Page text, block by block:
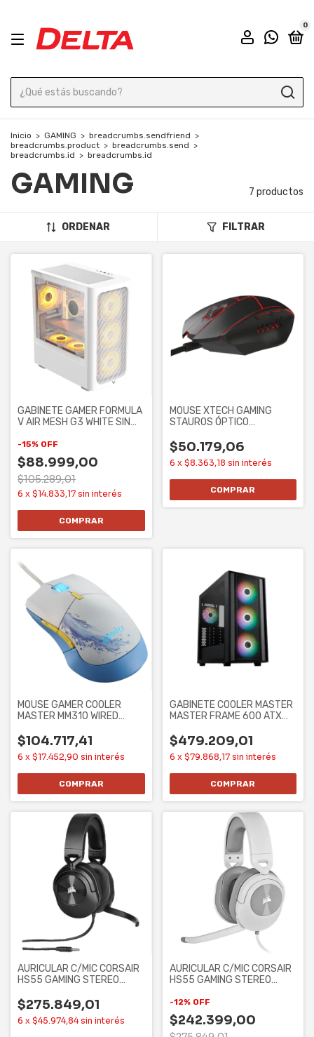
0
Inicio > GAMING > breadcrumbs.sendfriend >
breadcrumbs.product > breadcrumbs.send >
breadcrumbs.id > breadcrumbs.id
GAMING 7 productos
ORDENAR FILTRAR
GABINETE GAMER FORMULA
V AIR MESH G3 WHITE SIN
-15% OFF
$88.999,00
$105.289,01
6 x $14.833,17 sin interés
MOUSE XTECH GAMING
STAUROS ÓPTICO
7200
$50.179,06
6 x $8.363,18 sin interés
MOUSE GAMER COOLER
MASTER MM310 WIRED
$104.717,41
6 x $17.452,90 sin interés
GABINETE COOLER MASTER
MASTER FRAME 600 ATX
$479.209,01
6 x $79.868,17 sin interés
AURICULAR C/MIC CORSAIR
HS55 GAMING STEREO
$275.849,01
6 x $45.974,84 sin interés
AURICULAR C/MIC CORSAIR
HS55 GAMING STEREO
-12% OFF
$242.399,00